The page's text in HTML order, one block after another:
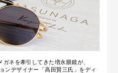
ネを牽引してきた増永眼鏡が、
ンデザイナー「高田賢三氏」をディ